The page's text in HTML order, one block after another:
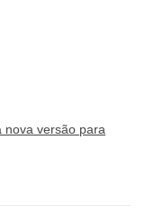
nova versão para